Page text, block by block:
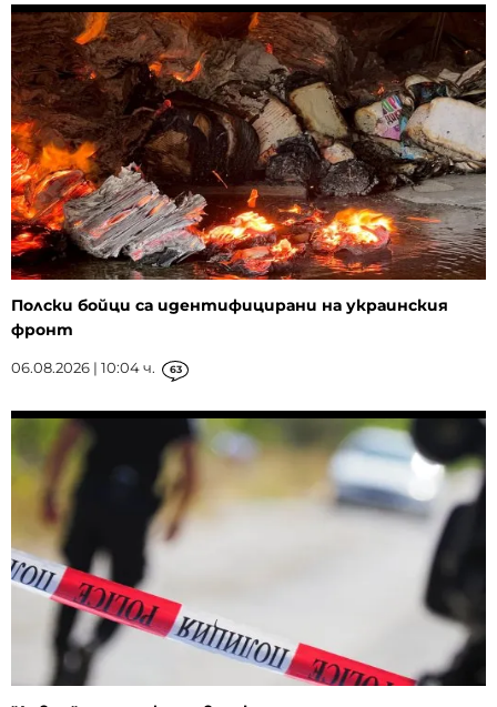
Полски бойци са идентифицирани на украинския
фронт
06.08.2026 | 10:04 ч. 63